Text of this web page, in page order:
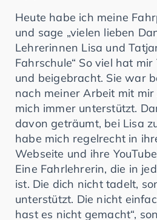
Heute habe ich meine
und sage „vielen lieben
Lehrerinnen Lisa und
Fahrschule“ So viel hat
und beigebracht. Sie war
nach meiner Arbeit mit
mich immer unterstützt.
davon geträumt, bei Lisa
habe mich regelrecht in
Webseite und ihre
Eine Fahrlehrerin, die in
ist. Die dich nicht tadelt,
unterstützt. Die nicht
hast es nicht gemacht“,